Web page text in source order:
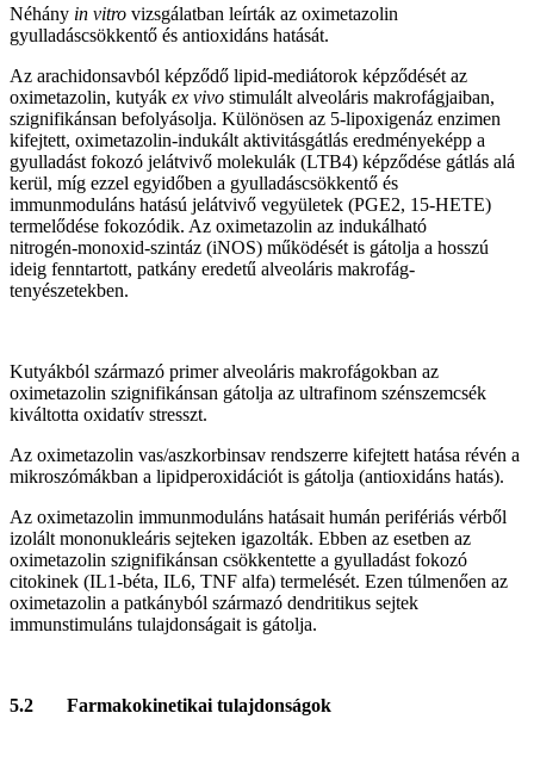
Néhány in vitro vizsgálatban leírták az oximetazolin
gyulladáscsökkentő és antioxidáns hatását.
Az arachidonsavból képződő lipid‑mediátorok képződését az
oximetazolin, kutyák ex vivo stimulált alveoláris makrofágjaiban,
szignifikánsan befolyásolja. Különösen az 5‑lipoxigenáz enzimen
kifejtett, oximetazolin-indukált aktivitásgátlás eredményeképp a
gyulladást fokozó jelátvivő molekulák (LTB4) képződése gátlás alá
kerül, míg ezzel egyidőben a gyulladáscsökkentő és
immunmoduláns hatású jelátvivő vegyületek (PGE2, 15-HETE)
termelődése fokozódik. Az oximetazolin az indukálható
nitrogén‑monoxid‑szintáz (iNOS) működését is gátolja a hosszú
ideig fenntartott, patkány eredetű alveoláris makrofág-
tenyészetekben.
Kutyákból származó primer alveoláris makrofágokban az
oximetazolin szignifikánsan gátolja az ultrafinom szénszemcsék
kiváltotta oxidatív stresszt.
Az oximetazolin vas/aszkorbinsav rendszerre kifejtett hatása révén a
mikroszómákban a lipidperoxidációt is gátolja (antioxidáns hatás).
Az oximetazolin immunmoduláns hatásait humán perifériás vérből
izolált mononukleáris sejteken igazolták. Ebben az esetben az
oximetazolin szignifikánsan csökkentette a gyulladást fokozó
citokinek (IL1-béta, IL6, TNF alfa) termelését. Ezen túlmenően az
oximetazolin a patkányból származó dendritikus sejtek
immunstimuláns tulajdonságait is gátolja.
5.2 Farmakokinetikai tulajdonságok